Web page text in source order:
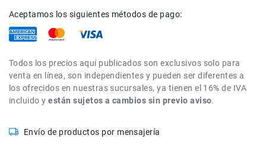
Fullframe
Lentes
C
Fullframe
Mirrorless
Accesorios
Aceptamos los siguientes métodos de pago:
Todos los precios aquí publicados son exclusivos solo para
venta en línea, son independientes y pueden ser diferentes a
los ofrecidos en nuestras sucursales, ya tienen el 16% de IVA
incluido yestán sujetos a cambios sin previo aviso.
Envío de productos por mensajería